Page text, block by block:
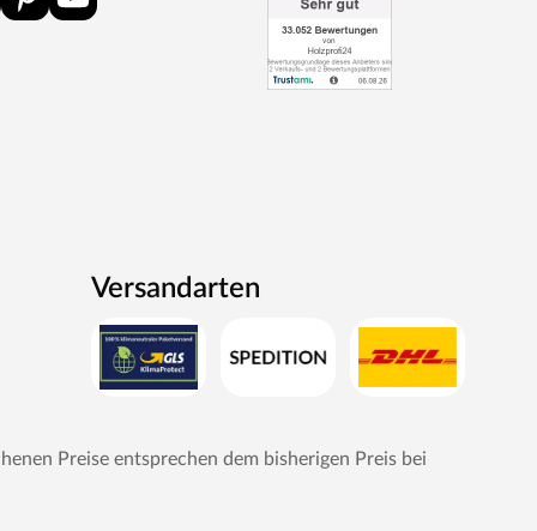
Versandarten
Preise entsprechen dem bisherigen Preis bei